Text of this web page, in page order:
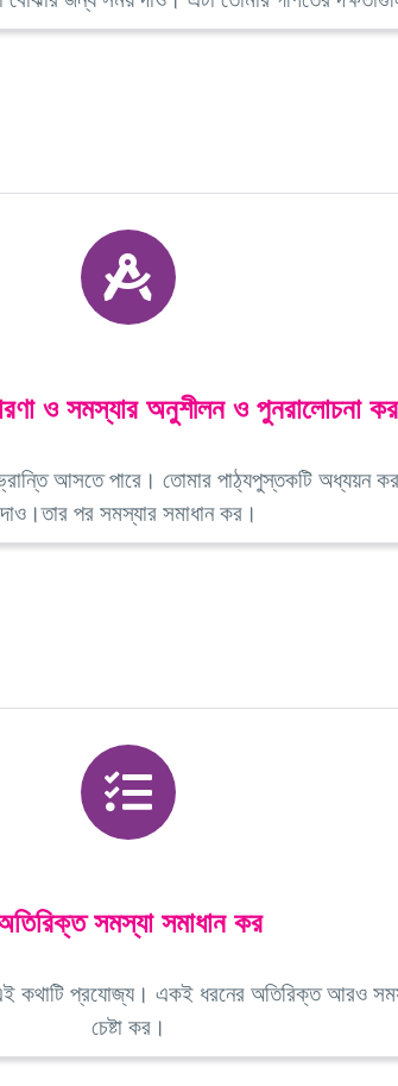
ও সমস্যার অনুশীলন ও পুনরালোচনা কর
আসতে পারে। তোমার পাঠ্যপুস্তকটি অধ্যয়ন
দাও।তার পর সমস্যার সমাধান কর।
সমস্যা সমাধান কর
কথাটি প্রযোজ্য। একই ধরনের অতিরিক্ত আরও
চেষ্টা কর।